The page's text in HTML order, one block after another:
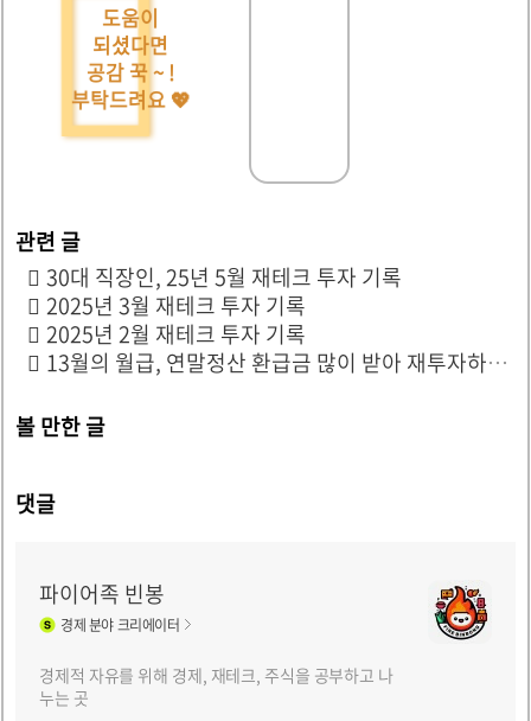
도움이
되셨다면
공감 꾹 ~ !
부탁드려요 💖
30대 직장인, 25년 5월 재테크 투자 기록
2025년 3월 재테크 투자 기록
2025년 2월 재테크 투자 기록
13월의 월급, 연말정산 환급금 많이 받아 재투자하기
볼 만한 글
댓글
파이어족 빈봉
경제분야 크리에이터
경제적 자유를 위해 경제, 재테크, 주식을 공부하고 나
누는 곳